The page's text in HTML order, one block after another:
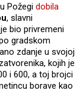
Požegi dobila
, slavni
bio privremeni
gradskom
zdanje u svojoj
kojih je
i 600, a toj brojci
borave kao